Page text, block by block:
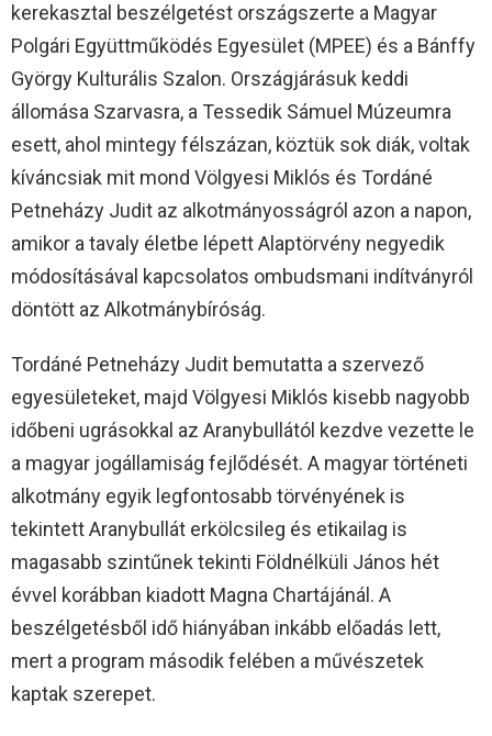
kerekasztal beszélgetést országszerte a Magyar
Polgári Együttműködés Egyesület (MPEE) és a Bánffy
György Kulturális Szalon. Országjárásuk keddi
állomása Szarvasra, a Tessedik Sámuel Múzeumra
esett, ahol mintegy félszázan, köztük sok diák, voltak
kíváncsiak mit mond Völgyesi Miklós és Tordáné
Petneházy Judit az alkotmányosságról azon a napon,
amikor a tavaly életbe lépett Alaptörvény negyedik
módosításával kapcsolatos ombudsmani indítványról
döntött az Alkotmánybíróság.
Tordáné Petneházy Judit bemutatta a szervező
egyesületeket, majd Völgyesi Miklós kisebb nagyobb
időbeni ugrásokkal az Aranybullától kezdve vezette le
a magyar jogállamiság fejlődését. A magyar történeti
alkotmány egyik legfontosabb törvényének is
tekintett Aranybullát erkölcsileg és etikailag is
magasabb szintűnek tekinti Földnélküli János hét
évvel korábban kiadott Magna Chartájánál. A
beszélgetésből idő hiányában inkább előadás lett,
mert a program második felében a művészetek
kaptak szerepet.